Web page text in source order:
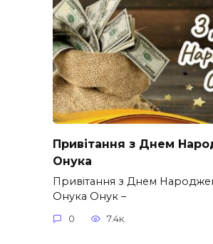
Привітання з Днем
Онука
Привітання з Днем
Онука Онук –
0 7.4к.